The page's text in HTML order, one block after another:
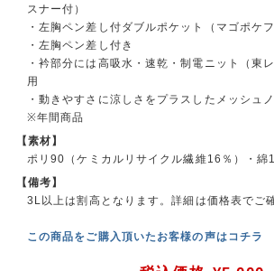
スナー付）
・左胸ペン差し付ダブルポケット（マゴポケ
・左胸ペン差し付き
・衿部分には高吸水・速乾・制電ニット（東
用
・動きやすさに涼しさをプラスしたメッシュ
※年間商品
【素材】
ポリ90（ケミカルリサイクル繊維16％）・綿
【備考】
3L以上は割高となります。詳細は価格表でご
この商品をご購入頂いたお客様の声はコチラ